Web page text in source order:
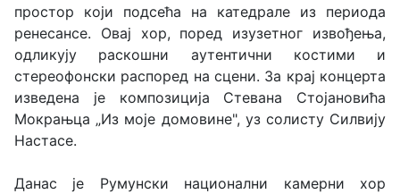
простор који подсећа на катедрале из периода
ренесансе. Овај хор, поред изузетног извођења,
одликују раскошни аутентични костими и
стереофонски распоред на сцени. За крај концерта
изведена је композиција Стевана Стојановића
Мокрањца „Из моје домовине", уз солисту Силвију
Настасе.
Данас је Румунски национални камерни хор